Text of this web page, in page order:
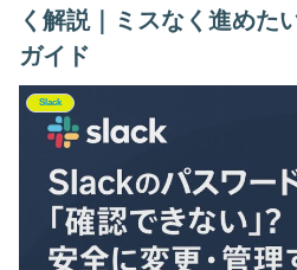
く解説｜ミスなく進めた
ガイド
Slack